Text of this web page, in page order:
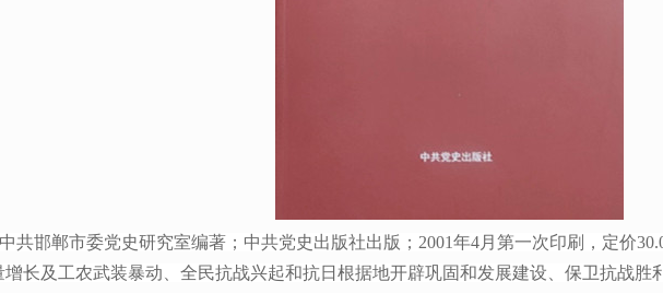
共邯郸市委党史研究室编著；中共党史出版社出版；2001年4月第一次印刷，定价
长及工农武装暴动、全民抗战兴起和抗日根据地开辟巩固和发展建设、保卫抗战